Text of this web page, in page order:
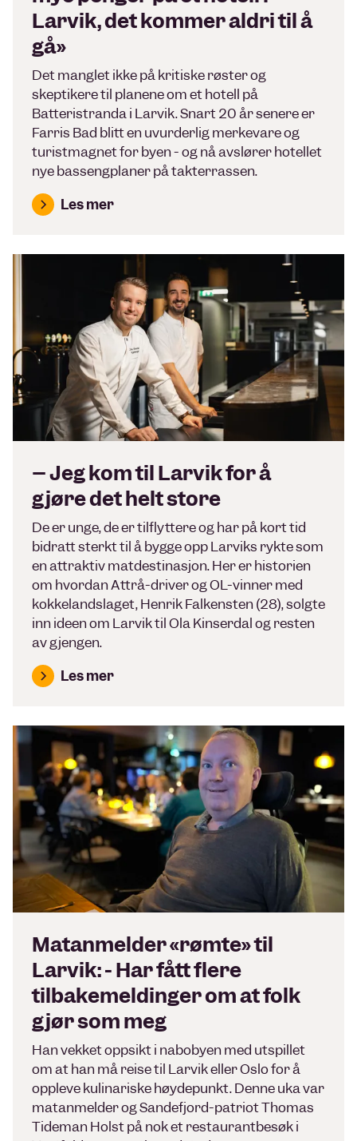
Larvik, det kommer aldri til å
gå»
Det manglet ikke på kritiske røster og
skeptikere til planene om et hotell på
Batteristranda i Larvik. Snart 20 år senere er
Farris Bad blitt en uvurderlig merkevare og
turistmagnet for byen - og nå avslører hotellet
nye bassengplaner på takterrassen.
Les mer
– Jeg kom til Larvik for å
gjøre det helt store
De er unge, de er tilflyttere og har på kort tid
bidratt sterkt til å bygge opp Larviks rykte som
en attraktiv matdestinasjon. Her er historien
om hvordan Attrå-driver og OL-vinner med
kokkelandslaget, Henrik Falkensten (28), solgte
inn ideen om Larvik til Ola Kinserdal og resten
av gjengen.
Les mer
Matanmelder «rømte» til
Larvik: - Har fått flere
tilbakemeldinger om at folk
gjør som meg
Han vekket oppsikt i nabobyen med utspillet
om at han må reise til Larvik eller Oslo for å
oppleve kulinariske høydepunkt. Denne uka var
matanmelder og Sandefjord-patriot Thomas
Tideman Holst på nok et restaurantbesøk i